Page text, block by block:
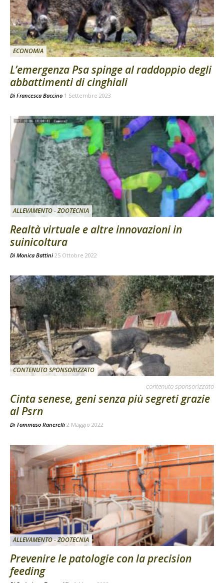
ECONOMIA
L’emergenza Psa spinge al raddoppio degli
abbattimenti di cinghiali
Di Francesca Baccino 1 Settembre 2023
ALLEVAMENTO - ZOOTECNIA
Realtà virtuale e altre innovazioni in
suinicoltura
Di Monica Battini 25 Ottobre 2022
CONTENUTO SPONSORIZZATO
contenuto sponsorizzato
Cinta senese, geni senza più segreti grazie
al Psrn
Di Tommaso Ranerelli 2 Maggio 2022
ALLEVAMENTO - ZOOTECNIA
Prevenire le patologie con la precision
feeding